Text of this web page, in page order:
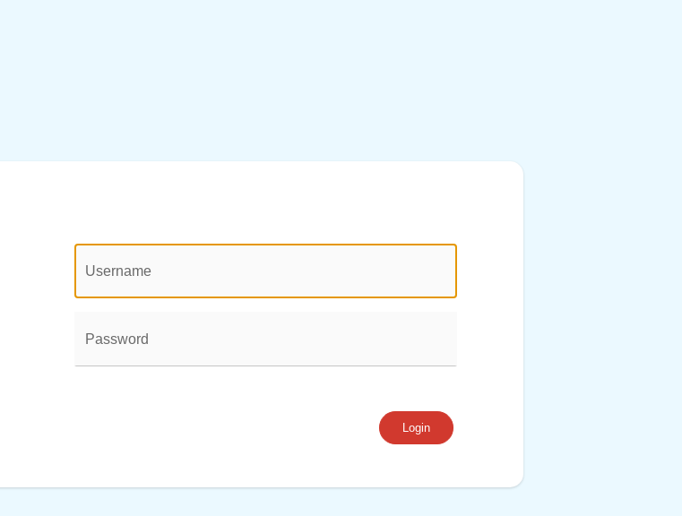
@login.legend@
User
Name: